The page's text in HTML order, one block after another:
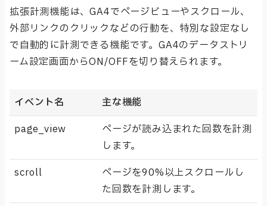
拡張計測機能は、GA4でページビューやスクロール、
外部リンクのクリックなどの行動を、特別な設定なし
で自動的に計測できる機能です。GA4のデータストリ
ーム設定画面からON/OFFを切り替えられます。
イベント名
主な機能
page_view
ページが読み込まれた回数を計測
します。
scroll
ページを90%以上スクロールし
た回数を計測します。